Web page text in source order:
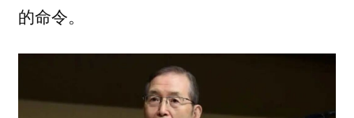
的命令。